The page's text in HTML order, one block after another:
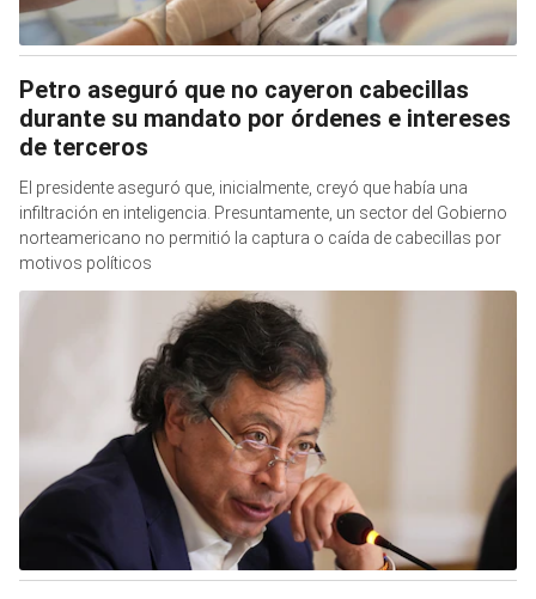
Petro aseguró que no cayeron cabecillas
durante su mandato por órdenes e intereses
de terceros
El presidente aseguró que, inicialmente, creyó que había una
infiltración en inteligencia. Presuntamente, un sector del Gobierno
norteamericano no permitió la captura o caída de cabecillas por
motivos políticos